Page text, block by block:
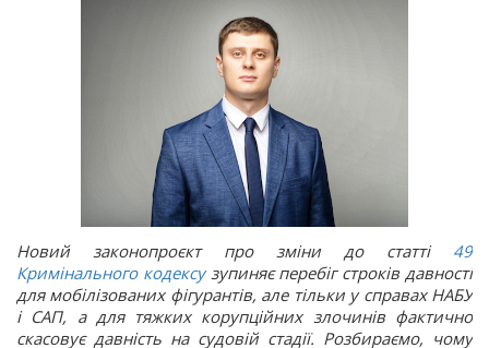
Новий законопроєкт про зміни до статті49
Кримінального кодексузупиняє перебіг строків давності
для мобілізованих фігурантів, але тільки у справах НАБУ
і САП, а для тяжких корупційних злочинів фактично
скасовує давність на судовій стадії. Розбираємо, чому